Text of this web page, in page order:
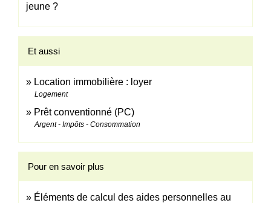
jeune ?
Et aussi
Location immobilière : loyer
Logement
Prêt conventionné (PC)
Argent - Impôts - Consommation
Pour en savoir plus
Éléments de calcul des aides personnelles au